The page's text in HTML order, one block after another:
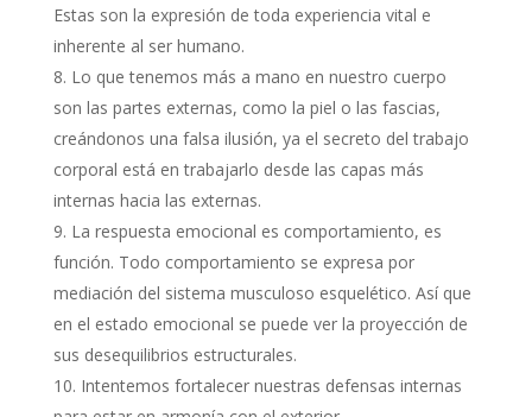
Estas son la expresión de toda experiencia vital e
inherente al ser humano.
Lo que tenemos más a mano en nuestro cuerpo
son las partes externas, como la piel o las fascias,
creándonos una falsa ilusión, ya el secreto del trabajo
corporal está en trabajarlo desde las capas más
internas hacia las externas.
La respuesta emocional es comportamiento, es
función. Todo comportamiento se expresa por
mediación del sistema musculoso esquelético. Así que
en el estado emocional se puede ver la proyección de
sus desequilibrios estructurales.
Intentemos fortalecer nuestras defensas internas